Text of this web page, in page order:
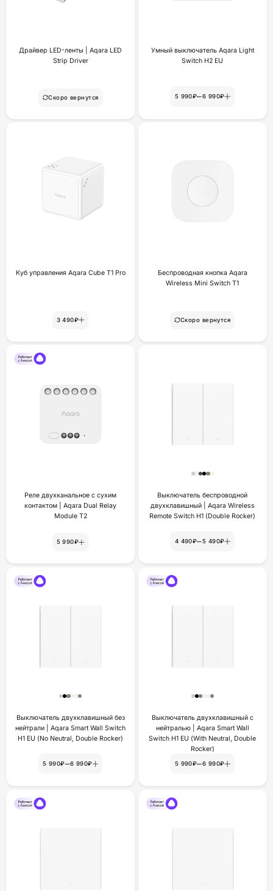
Драйвер LED-ленты | Aqara LED
Strip Driver
Скоро вернутся
Умный выключатель Aqara Light
Switch H2 EU
5 990₽–6 990₽
Куб управления Aqara Cube T1 Pro
3 490₽
Беспроводная кнопка Aqara
Wireless Mini Switch T1
Скоро вернутся
Реле двухканальное с сухим
контактом | Aqara Dual Relay
Module T2
5 990₽
Выключатель беспроводной
двухклавишный | Aqara Wireless
Remote Switch H1 (Double Rocker)
4 490₽–5 490₽
Выключатель двухклавишный без
нейтрали | Aqara Smart Wall Switch
H1 EU (No Neutral, Double Rocker)
5 990₽–6 990₽
Выключатель двухклавишный с
нейтралью | Aqara Smart Wall
Switch H1 EU (With Neutral, Double
Rocker)
5 990₽–6 990₽